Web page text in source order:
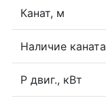
Канат, м
Наличие каната
P двиг., кВт